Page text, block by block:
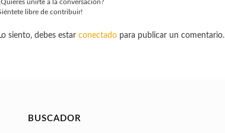
unirte a la conversación?
libre de contribuir!
Lo siento, debes estar conectadopara publicar un comentario.
BUSCADOR